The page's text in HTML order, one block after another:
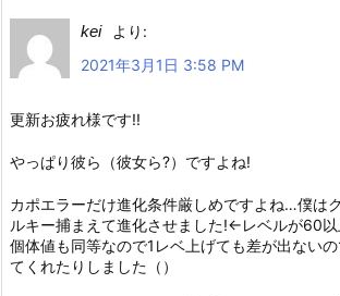
kei
より:
2021年3月1日 3:58 PM
更新お疲れ様です!!
やっぱり彼ら（彼女ら?）ですよね!
カポエラーだけ進化条件厳しめですよね…僕は
ルキー捕まえて進化させました!←レベルが60
個体値も同等なので1レベ上げても差が出ない
てくれたりしました（）